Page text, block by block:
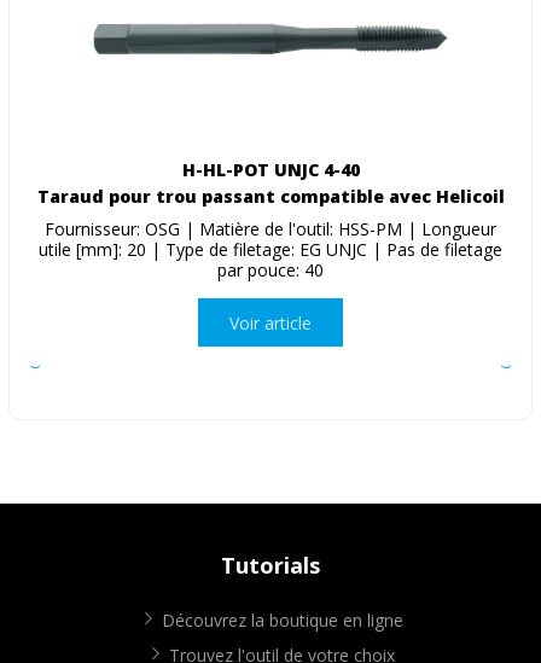
H-HL-POT UNJC 4-40
Taraud pour trou passant compatible avec Helicoil
Fournisseur: OSG | Matière de l'outil: HSS-PM | Longueur
utile [mm]: 20 | Type de filetage: EG UNJC | Pas de filetage
par pouce: 40
Voir article
Tutorials
Découvrez la boutique en ligne
Trouvez l'outil de votre choix